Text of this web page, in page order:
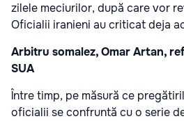
zilele meciurilor, după care vor
Oficialii iranieni au criticat deja
Arbitru somalez, Omar Artan,
SUA
Între timp, pe măsură ce
oficialii se confruntă cu o serie